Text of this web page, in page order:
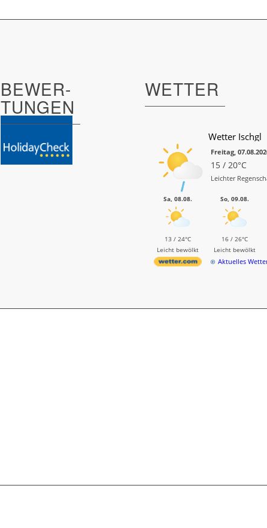
BEWER­
TUNGEN
WETTER
Wetter Ischgl
Freitag,
15 / 20°C
Leichter
Sa, 08.08.
13 / 24°C
Leicht bewölkt
So, 09.08.
16 / 26°C
Leicht bewölkt
Aktuelles